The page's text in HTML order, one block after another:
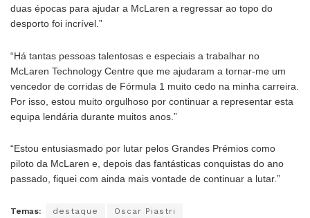
duas épocas para ajudar a McLaren a regressar ao topo do
desporto foi incrível.”
“Há tantas pessoas talentosas e especiais a trabalhar no
McLaren Technology Centre que me ajudaram a tornar-me um
vencedor de corridas de Fórmula 1 muito cedo na minha carreira.
Por isso, estou muito orgulhoso por continuar a representar esta
equipa lendária durante muitos anos.”
“Estou entusiasmado por lutar pelos Grandes Prémios como
piloto da McLaren e, depois das fantásticas conquistas do ano
passado, fiquei com ainda mais vontade de continuar a lutar.”
Temas: destaque Oscar Piastri